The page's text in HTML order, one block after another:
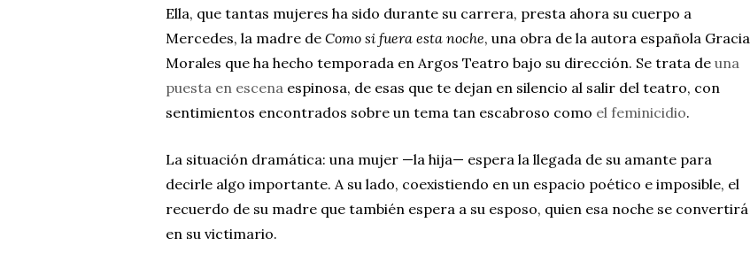
Ella, que tantas mujeres ha sido durante su carrera, presta ahora su cuerpo a
Mercedes, la madre de Como si fuera esta noche, una obra de la autora española Gracia
Morales que ha hecho temporada en Argos Teatro bajo su dirección. Se trata de una
puesta en escena espinosa, de esas que te dejan en silencio al salir del teatro, con
sentimientos encontrados sobre un tema tan escabroso como el feminicidio.
La situación dramática: una mujer —la hija— espera la llegada de su amante para
decirle algo importante. A su lado, coexistiendo en un espacio poético e imposible, el
recuerdo de su madre que también espera a su esposo, quien esa noche se convertirá
en su victimario.